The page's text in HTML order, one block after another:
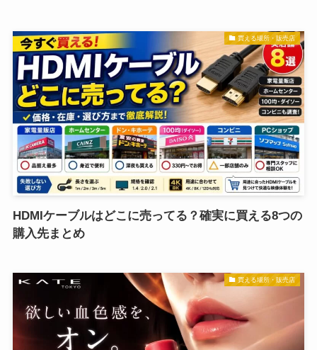
買える場所・販売店
HDMIケーブルはどこに売ってる？確実に買える8つの
購入先まとめ
買える場所・販売店